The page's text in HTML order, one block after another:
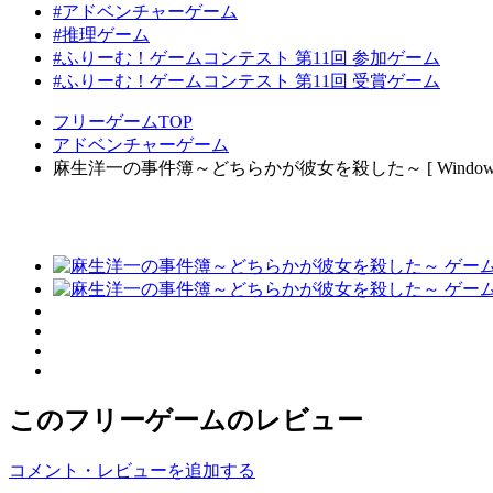
#アドベンチャーゲーム
#推理ゲーム
#ふりーむ！ゲームコンテスト 第11回 参加ゲーム
#ふりーむ！ゲームコンテスト 第11回 受賞ゲーム
フリーゲームTOP
アドベンチャーゲーム
麻生洋一の事件簿～どちらかが彼女を殺した～ [
このフリーゲームのレビュー
コメント・レビューを追加する